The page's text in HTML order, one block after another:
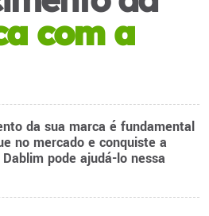
com a
da sua marca é fundamental
no mercado e conquiste a
pode ajudá-lo nessa